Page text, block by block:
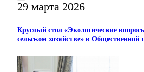
29 марта 2026
Круглый стол «Экологические
сельском хозяйстве» в Общественной